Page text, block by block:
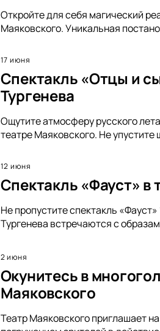
Откройте для себя магический
Маяковского. Уникальная
17 июня
Спектакль «Отцы и
Тургенева
Ощутите атмосферу русского
театре Маяковского. Не
12 июня
Спектакль «Фауст» в
Не пропустите спектакль
Тургенева встречаются с
2 июня
Окунитесь в
Маяковского
Театр Маяковского приглашает